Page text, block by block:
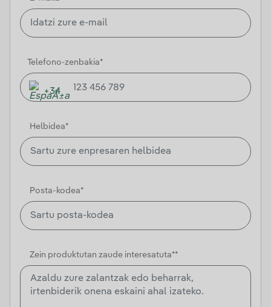
Telefono-zenbakia*
+34
Helbidea*
Posta-kodea*
Zein produktutan zaude interesatuta**